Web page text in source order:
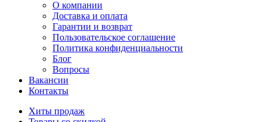
О компании
Доставка и оплата
Гарантии и возврат
Пользовательское соглашение
Политика конфиденциальности
Блог
Вопросы
Вакансии
Контакты
Хиты продаж